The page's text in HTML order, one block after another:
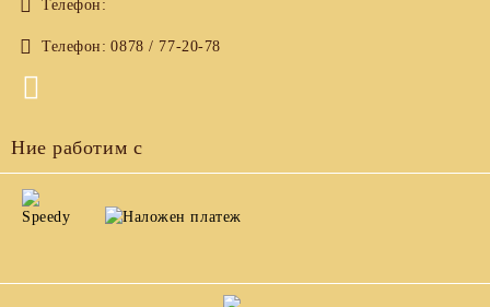
Телефон:
Телефон: 0878 / 77-20-78
Ние работим с